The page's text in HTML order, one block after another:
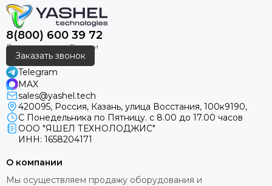
8(800) 600 39 72
Заказать звонок
Telegram
MAX
sales@yashel.tech
420095, Россия, Казань, улица Восстания, 100к9190,
С Понедельника по Пятницу. с 8.00 до 17.00 часов
ООО "ЯШЕЛ ТЕХНОЛОДЖИС"
ИНН: 1658204171
О компании
Мы осуществляем продажу оборудования и